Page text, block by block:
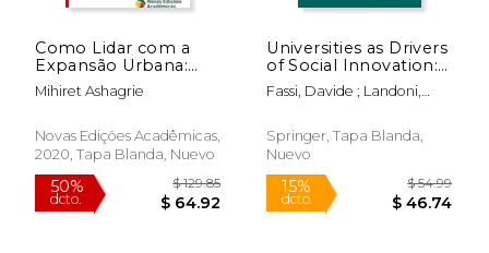
Como Lidar com a
Expansão Urbana:
Avaliação das Causas
e Impactos da
Através da Utilização
de Técnicas de
Remoto e sig (en
Portugués)
Mihiret Ashagrie
Novas Edições Acadêmicas,
2020, Tapa Blanda, Nuevo
Universities as Drivers
of Social Innovation:
Theoretical Overview
and Lessons from the
Inglés)
Fassi, Davide ; Landoni,
Springer, Tapa Blanda,
Nuevo